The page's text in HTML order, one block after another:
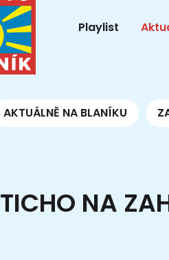
Playlist
AKTUÁLNĚ NA BLANÍKU
TICHO NA